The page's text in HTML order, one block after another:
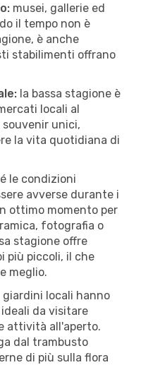
musei, gallerie ed
il tempo non è
è anche
stabilimenti offrano
la bassa stagione è
locali al
unici,
la vita quotidiana di
le condizioni
avverse durante i
ottimo momento per
fotografia o
stagione offre
più piccoli, il che
meglio.
giardini locali hanno
da visitare
attività all'aperto.
dal trambusto
di più sulla flora